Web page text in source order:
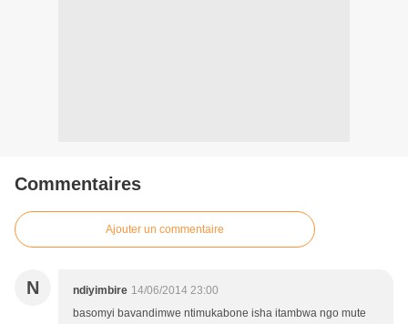
Commentaires
Ajouter un commentaire
N ndiyimbire 14/06/2014 23:00
basomyi bavandimwe ntimukabone isha itambwa ngo mute